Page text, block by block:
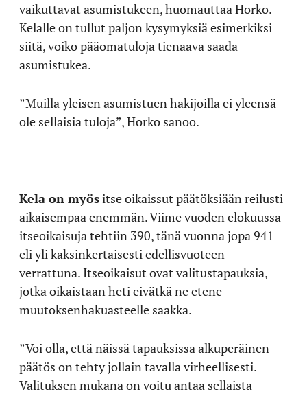
vaikuttavat asumistukeen, huomauttaa Horko.
Kelalle on tullut paljon kysymyksiä esimerkiksi
siitä, voiko pääomatuloja tienaava saada
asumistukea.
”Muilla yleisen asumistuen hakijoilla ei yleensä
ole sellaisia tuloja”, Horko sanoo.
Kela on myösitse oikaissut päätöksiään reilusti
aikaisempaa enemmän. Viime vuoden elokuussa
itseoikaisuja tehtiin 390, tänä vuonna jopa 941
eli yli kaksinkertaisesti edellisvuoteen
verrattuna. Itseoikaisut ovat valitustapauksia,
jotka oikaistaan heti eivätkä ne etene
muutoksenhakuasteelle saakka.
”Voi olla, että näissä tapauksissa alkuperäinen
päätös on tehty jollain tavalla virheellisesti.
Valituksen mukana on voitu antaa sellaista